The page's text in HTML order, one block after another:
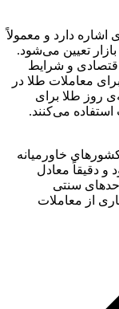
دارد و معمولاً
تعیین می‌شود.
و شرایط
معاملات طلا در
روز طلا برای
استفاده می‌کنند.
خاورمیانه
و دقیقاً معادل
سنتی
از معاملات